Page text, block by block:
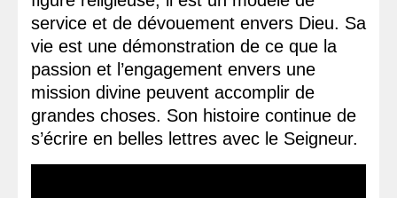
service et de dévouement envers Dieu. Sa
vie est une démonstration de ce que la
passion et l’engagement envers une
mission divine peuvent accomplir de
grandes choses. Son histoire continue de
s’écrire en belles lettres avec le Seigneur.